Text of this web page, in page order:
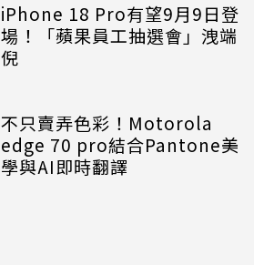
iPhone 18 Pro有望9月9日登
場！「蘋果員工抽選會」洩端
倪
不只賣弄色彩！Motorola
edge 70 pro結合Pantone美
學與AI即時翻譯